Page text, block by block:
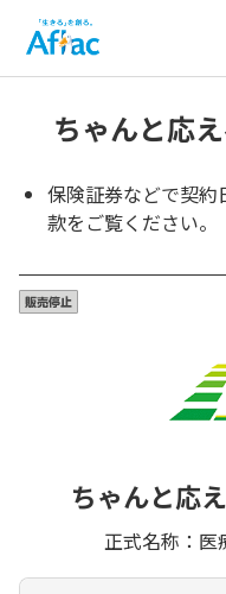
ちゃんと応
保険証券などで契
款をご覧ください。
ちゃんと応
正式名称：医